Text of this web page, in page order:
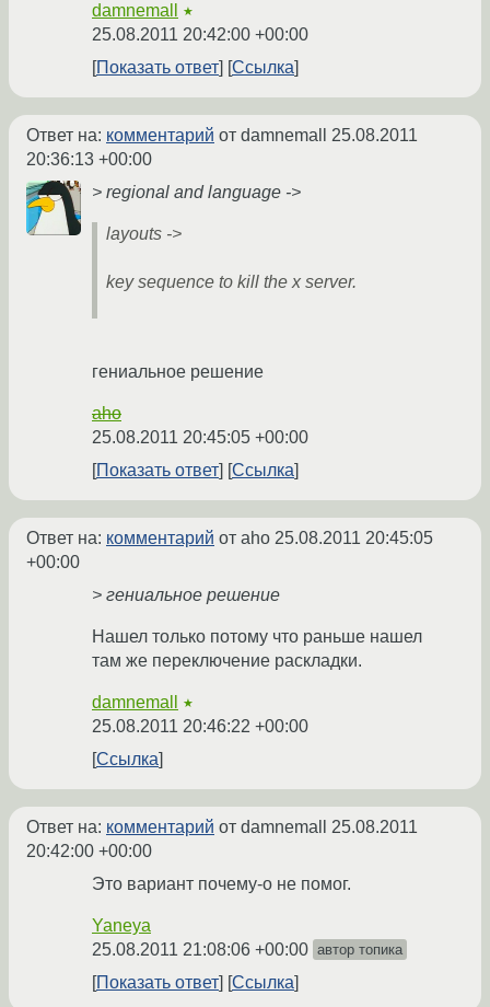
damnemall ★
25.08.2011 20:42:00 +00:00
Показать ответ
Ссылка
Ответ на: комментарий от damnemall 25.08.2011
20:36:13 +00:00
> regional and language ->
layouts ->
key sequence to kill the x server.
гениальное решение
aho
25.08.2011 20:45:05 +00:00
Показать ответ
Ссылка
Ответ на: комментарий от aho 25.08.2011 20:45:05
+00:00
> гениальное решение
Нашел только потому что раньше нашел
там же переключение раскладки.
damnemall ★
25.08.2011 20:46:22 +00:00
Ссылка
Ответ на: комментарий от damnemall 25.08.2011
20:42:00 +00:00
Это вариант почему-о не помог.
Yaneya
25.08.2011 21:08:06 +00:00 автор топика
Показать ответ Ссылка